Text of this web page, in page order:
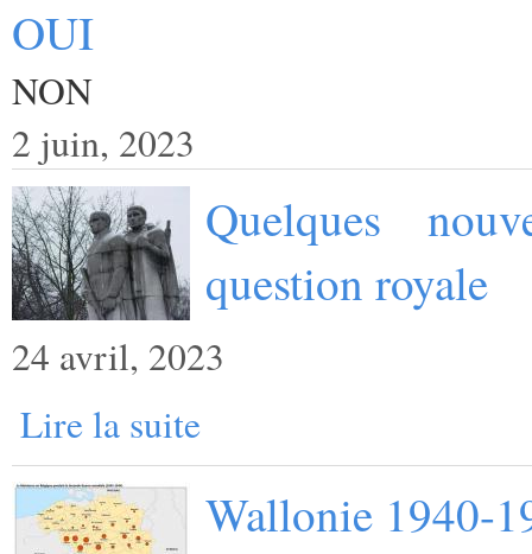
OUI
NON
2 juin, 2023
Quelques
question royale
24 avril, 2023
Lire la suite
Wallonie 1940-